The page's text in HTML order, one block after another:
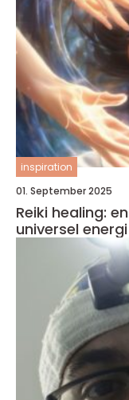
inspiration
01. September 2025
Reiki healing:
universel energi